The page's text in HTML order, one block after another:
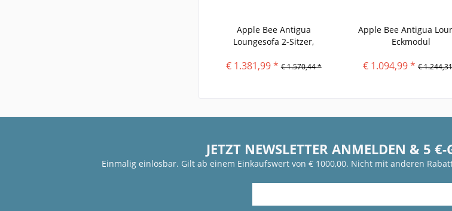
Apple Bee Antigua
Loungesofa 2-Sitzer,
€ 1.381,99 * € 1.570,44 *
Apple Bee Antigua
Eckmodul
€ 1.094,99 * €
JETZT NEWSLETTER ANMELDEN & 5
Einmalig einlösbar. Gilt ab einem Einkaufswert von € 1000,00. Nicht mit anderen